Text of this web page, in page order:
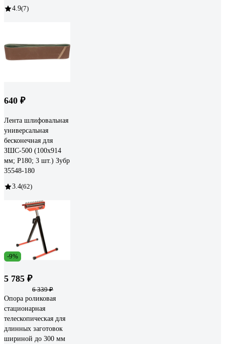
4.9(7)
640 ₽
Лента шлифовальная
универсальная
бесконечная для
ЗШС-500 (100х914
мм; Р180; 3 шт.) Зубр
35548-180
3.4(62)
-9%
5 785 ₽
6 339 ₽
Опора роликовая
стационарная
телескопическая для
длинных заготовок
шириной до 300 мм